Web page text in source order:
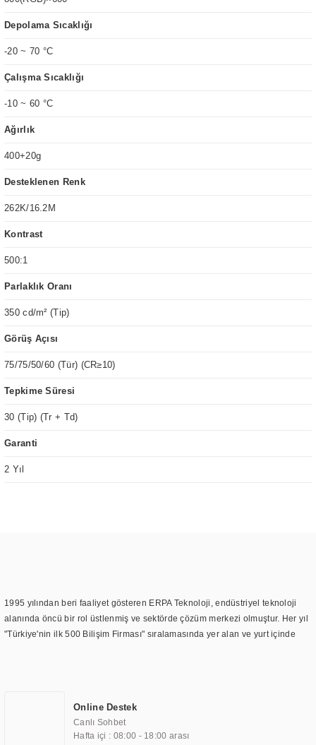
Depolama Sıcaklığı
-20 ~ 70 °C
Çalışma Sıcaklığı
-10 ~ 60 °C
Ağırlık
400+20g
Desteklenen Renk
262K/16.2M
Kontrast
500:1
Parlaklık Oranı
350 cd/m² (Tip)
Görüş Açısı
75/75/50/60 (Tür) (CR≥10)
Tepkime Süresi
30 (Tip) (Tr + Td)
Garanti
2 Yıl
1995 yılından beri faaliyet gösteren ERPA Teknoloji, endüstriyel teknoloji
alanında öncü bir rol üstlenmiş ve sektörde çözüm merkezi olmuştur. Her yıl
"Türkiye'nin ilk 500 Bilişim Firması" sıralamasında yer alan ve yurt içinde
TOCHI markası altında kendi ürettiği ürünlerde kullanmıştır. Günümüzde
TOCHI; videowall, digital signage, kiosk, totem, akıllı durak ekranı, araç içi
ekran, asansör ekranı, digital menüboard, marin ekran, medikal ekran,
Online Destek
Canlı Sohbet
Hafta içi : 08:00 - 18:00 arası